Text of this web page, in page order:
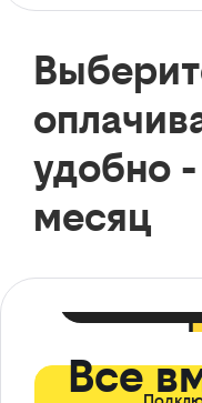
удобно
месяц
Все